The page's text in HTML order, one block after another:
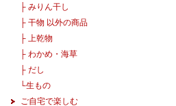
├ みりん干し
├ 干物 以外の商品
├
上乾物
├ わかめ・海草
├ だし
└生もの
ご自宅で楽しむ